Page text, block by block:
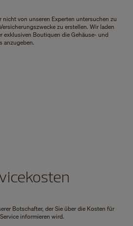
nicht von unseren Experten untersuchen zu
zu erstellen. Wir laden
exklusiven Boutiquen die Gehäuse- und
anzugeben.
Botschafter, der Sie über die Kosten für
informieren wird.